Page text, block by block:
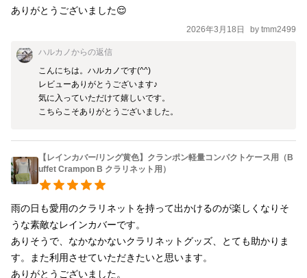
ありがとうございました😌
2026年3月18日 by tmm2499
ハルカノからの返信
こんにちは。ハルカノです(^^)
レビューありがとうございます♪
気に入っていただけて嬉しいです。
こちらこそありがとうございました。
【レインカバー/リング黄色】クランポン軽量コンパクトケース用（B
uffet Crampon B クラリネット用）
雨の日も愛用のクラリネットを持って出かけるのが楽しくなりそ
うな素敵なレインカバーです。
ありそうで、なかなかないクラリネットグッズ、とても助かりま
す。また利用させていただきたいと思います。
ありがとうございました。